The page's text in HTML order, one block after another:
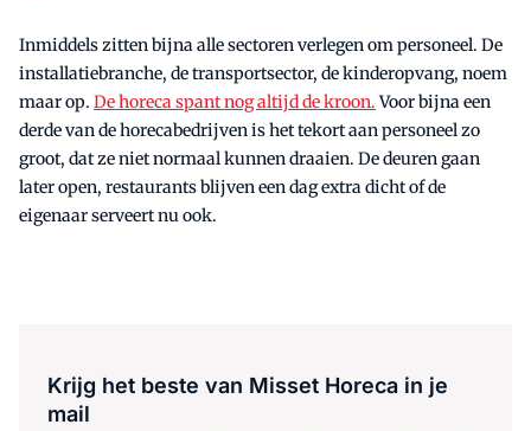
Inmiddels zitten bijna alle sectoren verlegen om personeel. De
installatiebranche, de transportsector, de kinderopvang, noem
maar op. Dehorecaspant nog altijd de kroon.Voor bijna een
derde van dehorecabedrijven is het tekort aan personeel zo
groot, dat ze niet normaal kunnen draaien. De deuren gaan
later open, restaurants blijven een dag extra dicht of de
eigenaar serveert nu ook.
Krijg het beste van Misset Horeca in je
mail